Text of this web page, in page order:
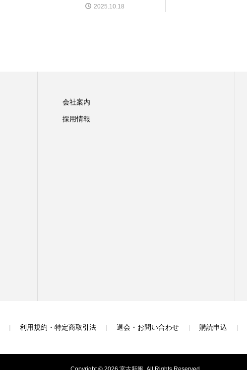
2025.10.18
会社案内
採用情報
利用規約・特定商取引法 退会・お問い合わせ 購読申込